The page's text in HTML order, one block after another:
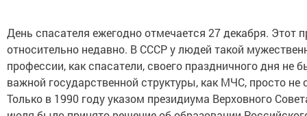
День спасателя ежегодно отмечается 27 декабря. Этот
относительно недавно. В СССР у людей такой
профессии, как спасатели, своего праздничного дня не
важной государственной структуры, как МЧС, просто не
Только в 1990 году указом президиума Верховного